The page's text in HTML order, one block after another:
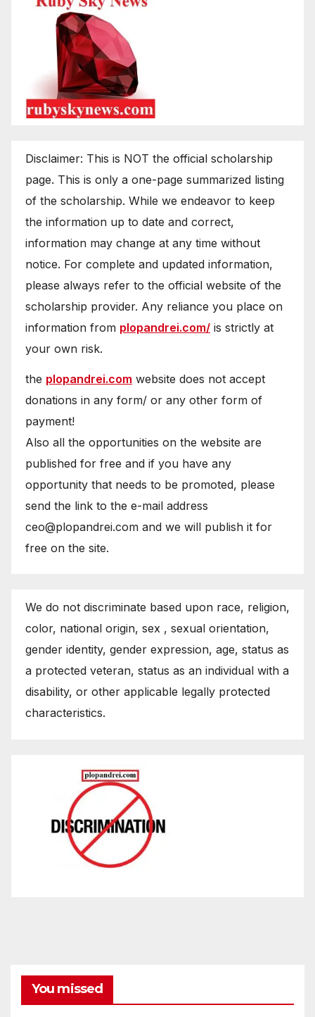
Disclaimer: This is NOT the official scholarship
page. This is only a one-page summarized listing
of the scholarship. While we endeavor to keep
the information up to date and correct,
information may change at any time without
notice. For complete and updated information,
please always refer to the official website of the
scholarship provider. Any reliance you place on
information from plopandrei.com/ is strictly at
your own risk.
the plopandrei.com website does not accept
donations in any form/ or any other form of
payment!
Also all the opportunities on the website are
published for free and if you have any
opportunity that needs to be promoted, please
send the link to the e-mail address
ceo@plopandrei.com and we will publish it for
free on the site.
We do not discriminate based upon race, religion,
color, national origin, sex , sexual orientation,
gender identity, gender expression, age, status as
a protected veteran, status as an individual with a
disability, or other applicable legally protected
characteristics.
You missed